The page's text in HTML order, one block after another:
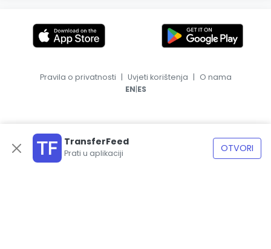
TransferFeed
Prati u aplikaciji OTVORI
Pravila o privatnosti | Uvjeti korištenja | O nama
EN|ES